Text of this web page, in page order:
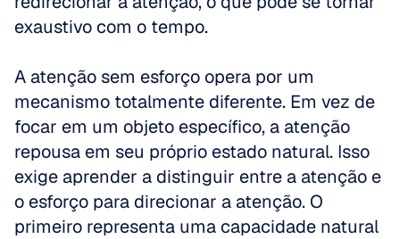
exaustivo com o tempo.
A atenção sem esforço opera por um
mecanismo totalmente diferente. Em vez de
focar em um objeto específico, a atenção
repousa em seu próprio estado natural. Isso
exige aprender a distinguir entre a atenção e
o esforço para direcionar a atenção. O
primeiro representa uma capacidade natural